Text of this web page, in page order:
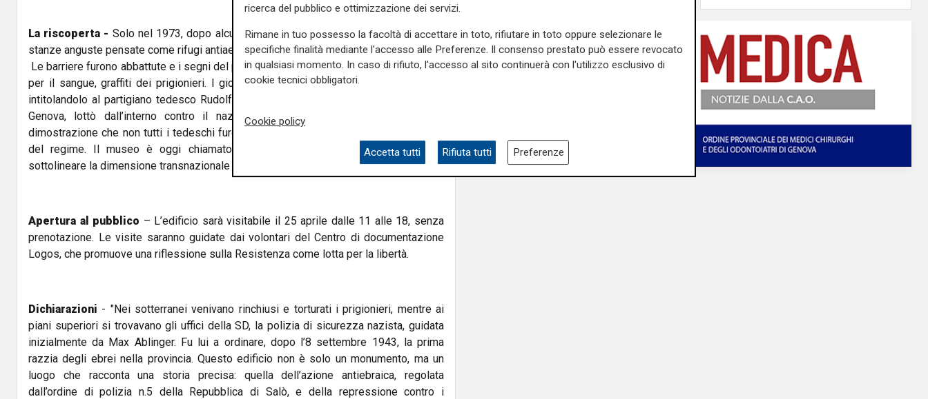
La riscoperta - Solo nel 1973, dopo alcuni scavi, vennero riscoperti i locali interrati:
stanze anguste pensate come rifugi antiaerei, poi usate come bunker per interrogatori.
Le barriere furono abbattute e i segni del passato riaffiorarono: cavi elettrici, canalette
per il sangue, graffiti dei prigionieri. I giovani decisero di trasformarli in un museo,
intitolandolo al partigiano tedesco Rudolf Seiffert, che pur non essendo mai stato a
Genova, lottò dall’interno contro il nazismo. Una provocazione consapevole, a
dimostrazione che non tutti i tedeschi furono complici, ma anche loro furono vittime
del regime. Il museo è oggi chiamato “della Resistenza europea”, proprio per
sottolineare la dimensione transnazionale della lotta contro l’oppressione.
Apertura al pubblico – L’edificio sarà visitabile il 25 aprile dalle 11 alle 18, senza
prenotazione. Le visite saranno guidate dai volontari del Centro di documentazione
Logos, che promuove una riflessione sulla Resistenza come lotta per la libertà.
Dichiarazioni - "Nei sotterranei venivano rinchiusi e torturati i prigionieri, mentre ai
piani superiori si trovavano gli uffici della SD, la polizia di sicurezza nazista, guidata
inizialmente da Max Ablinger. Fu lui a ordinare, dopo l’8 settembre 1943, la prima
razzia degli ebrei nella provincia. Questo edificio non è solo un monumento, ma un
luogo che racconta una storia precisa: quella dell’azione antiebraica, regolata
dall’ordine di polizia n.5 della Repubblica di Salò, e della repressione contro i
ricerca del pubblico e ottimizzazione dei servizi.
Rimane in tuo possesso la facoltà di accettare in toto, rifiutare in toto oppure selezionare le
specifiche finalità mediante l'accesso alle Preferenze. Il consenso prestato può essere revocato
in qualsiasi momento. In caso di rifiuto, l'accesso al sito continuerà con l'utilizzo esclusivo di
cookie tecnici obbligatori.
Cookie policy
Accetta tutti Rifiuta tutti Preferenze